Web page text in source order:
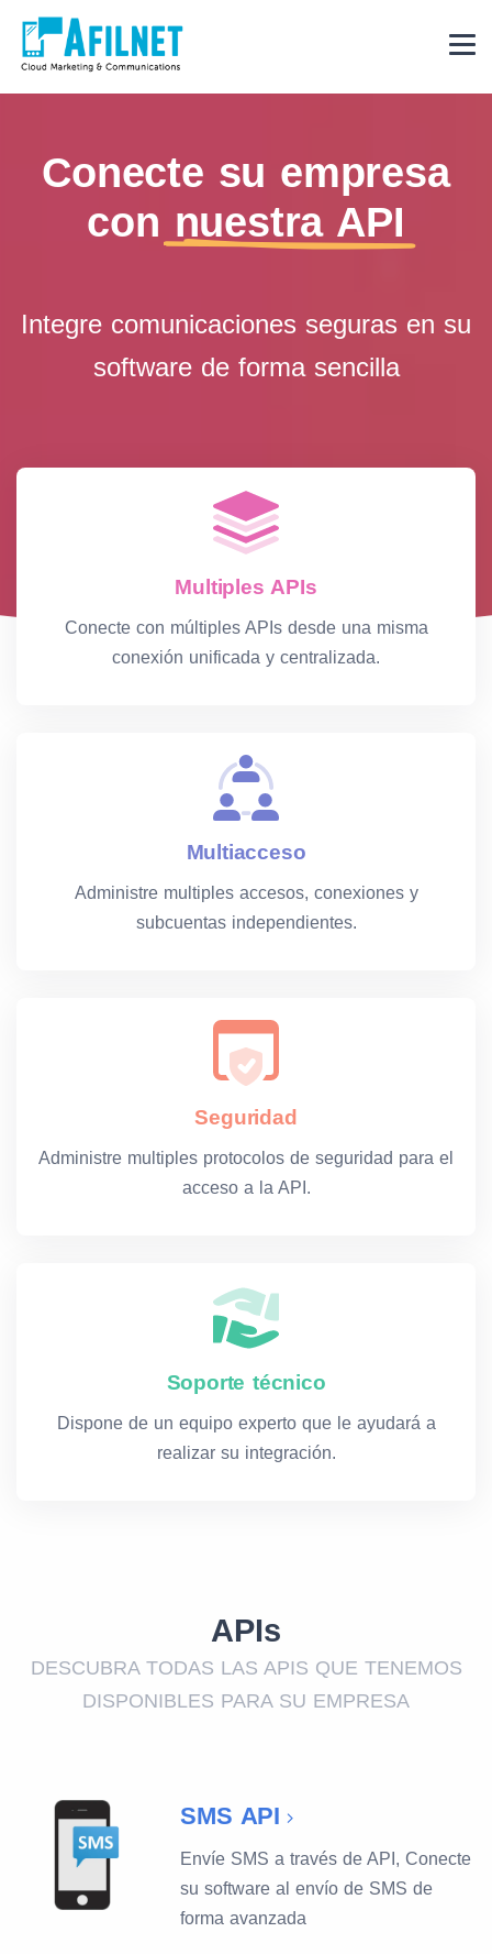
Conecte su empresa
con nuestra API
Integre comunicaciones seguras en su
software de forma sencilla
Multiples APIs
Conecte con múltiples APIs desde una misma
conexión unificada y centralizada.
Multiacceso
Administre multiples accesos, conexiones y
subcuentas independientes.
Seguridad
Administre multiples protocolos de seguridad para el
acceso a la API.
Soporte técnico
Dispone de un equipo experto que le ayudará a
realizar su integración.
APIs
DESCUBRA TODAS LAS APIS QUE TENEMOS
DISPONIBLES PARA SU EMPRESA
SMS API
Envíe SMS a través de API, Conecte
su software al envío de SMS de
forma avanzada